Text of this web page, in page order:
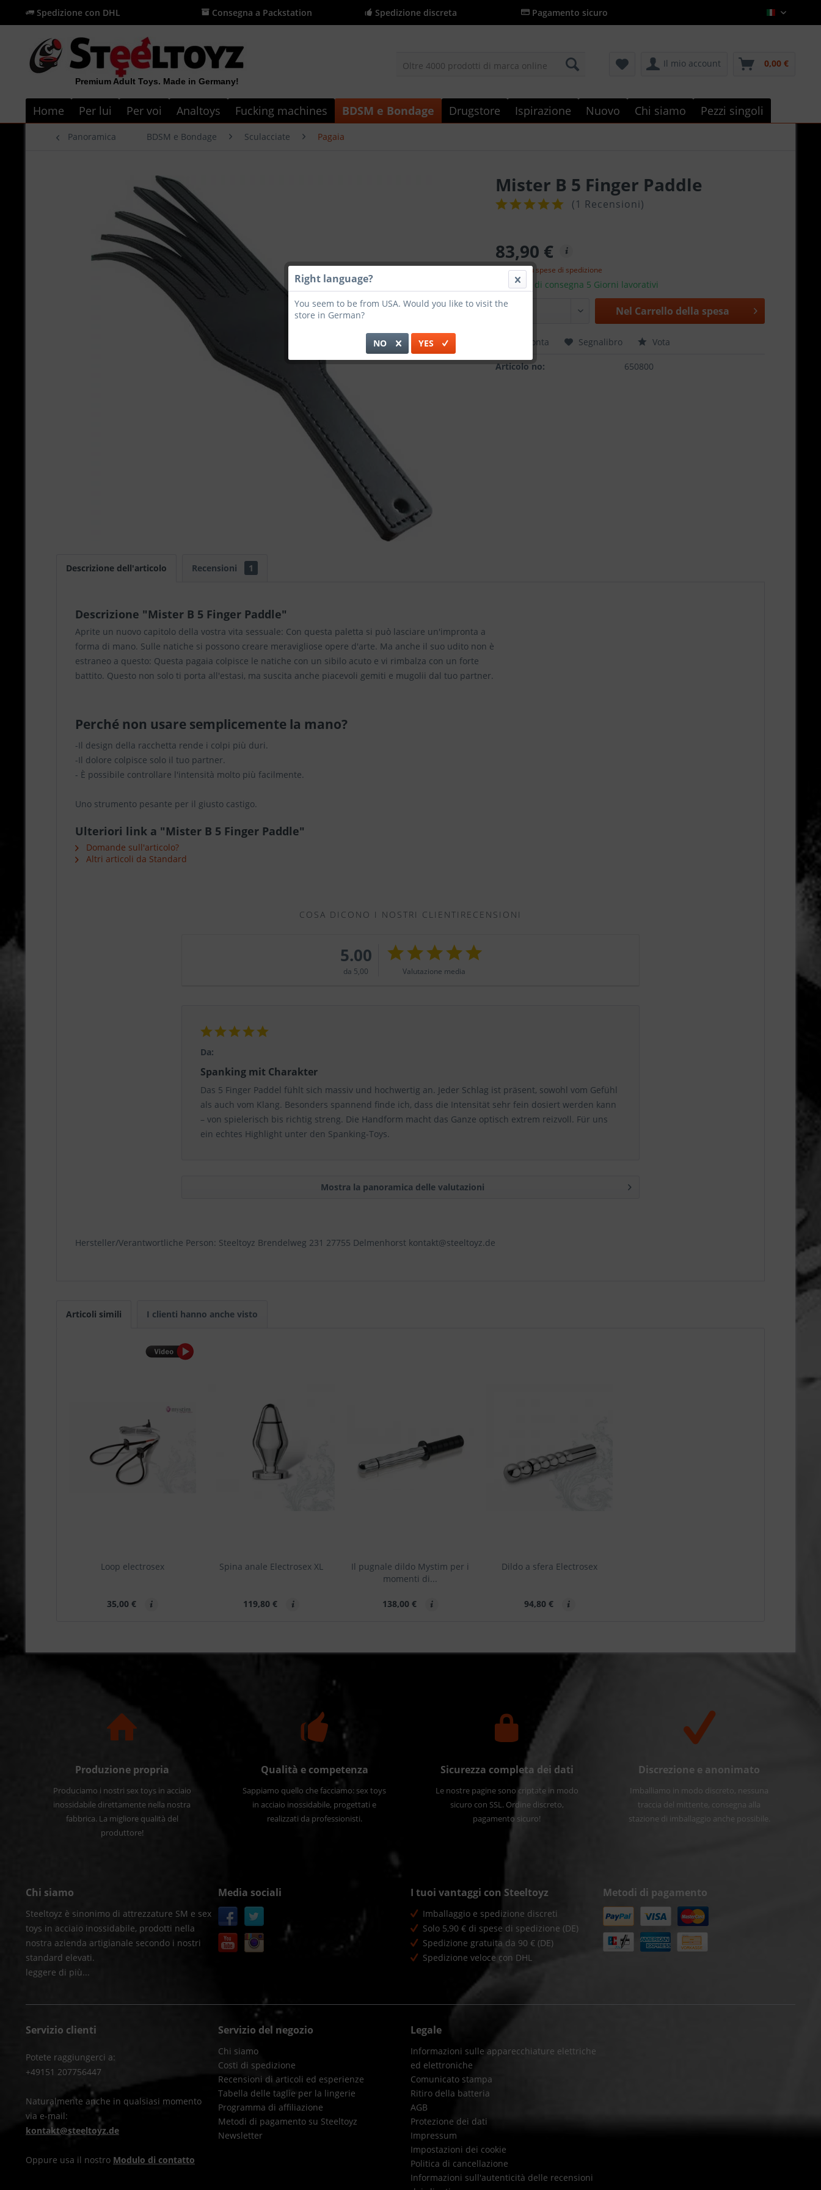
Spedizione con DHL Consegna a Packstation Spedizione discreta Pagamento sicuro Italian
Premium Adult Toys. Made in Germany!
Oltre 4000 prodotti di marca online Il mio account 0,00 €
Home Per lui Per voi Analtoys Fucking machines BDSM e Bondage Drugstore Ispirazione Nuovo Chi siamo Pezzi singoli
Panoramica BDSM e Bondage Sculacciate Pagaia
Mister B 5 Finger Paddle
(1 Recensioni)
83,90 €
incl. IVApiù spese di spedizione
Tempi di consegna 5 Giorni lavorativi
Nel Carrello della spesa
Confronta Segnalibro Vota
Articolo no: 650800
Descrizione dell'articolo Recensioni 1
Descrizione "Mister B 5 Finger Paddle"
Aprite un nuovo capitolo della vostra vita sessuale: Con questa paletta si può lasciare un'impronta a
forma di mano. Sulle natiche si possono creare meravigliose opere d'arte. Ma anche il suo udito non è
estraneo a questo: Questa pagaia colpisce le natiche con un sibilo acuto e vi rimbalza con un forte
battito. Questo non solo ti porta all'estasi, ma suscita anche piacevoli gemiti e mugolii dal tuo partner.
Perché non usare semplicemente la mano?
-Il design della racchetta rende i colpi più duri.
-Il dolore colpisce solo il tuo partner.
- È possibile controllare l'intensità molto più facilmente.
Uno strumento pesante per il giusto castigo.
Ulteriori link a "Mister B 5 Finger Paddle"
Domande sull'articolo?
Altri articoli da Standard
COSA DICONO I NOSTRI CLIENTIRECENSIONI
5.00
da 5,00 Valutazione media
Da:
Spanking mit Charakter
Das 5 Finger Paddel fühlt sich massiv und hochwertig an. Jeder Schlag ist präsent, sowohl vom Gefühl
als auch vom Klang. Besonders spannend finde ich, dass die Intensität sehr fein dosiert werden kann
– von spielerisch bis richtig streng. Die Handform macht das Ganze optisch extrem reizvoll. Für uns
ein echtes Highlight unter den Spanking-Toys.
Mostra la panoramica delle valutazioni
Hersteller/Verantwortliche Person: Steeltoyz Brendelweg 231 27755 Delmenhorst kontakt@steeltoyz.de
Articoli simili I clienti hanno anche visto
Loop electrosex
35,00 €
Spina anale Electrosex XL
119,80 €
Il pugnale dildo Mystim per i
momenti di...
138,00 €
Dildo a sfera Electrosex
94,80 €
Produzione propria
Produciamo i nostri sex toys in acciaio
inossidabile direttamente nella nostra
fabbrica. La migliore qualità del
produttore!
Qualità e competenza
Sappiamo quello che facciamo: sex toys
in acciaio inossidabile, progettati e
realizzati da professionisti.
Sicurezza completa dei dati
Le nostre pagine sono criptate in modo
sicuro con SSL. Ordine discreto,
pagamento sicuro!
Discrezione e anonimato
Imballiamo in modo discreto, nessuna
traccia del mittente, consegna alla
stazione di imballaggio anche possibile.
Chi siamo
Steeltoyz è sinonimo di attrezzature SM e sex
toys in acciaio inossidabile, prodotti nella
nostra azienda artigianale secondo i nostri
standard elevati.
leggere di più...
Media sociali I tuoi vantaggi con Steeltoyz
Imballaggio e spedizione discreti
Solo 5,90 € di spese di spedizione (DE)
Spedizione gratuita da 90 € (DE)
Spedizione veloce con DHL
Metodi di pagamento
Servizio clienti
Potete raggiungerci a:
+49151 207756447
Naturalmente anche in qualsiasi momento
via e-mail:
kontakt@steeltoyz.de
Oppure usa il nostro Modulo di contatto
Servizio del negozio
Chi siamo
Costi di spedizione
Recensioni di articoli ed esperienze
Tabella delle taglie per la lingerie
Programma di affiliazione
Metodi di pagamento su Steeltoyz
Newsletter
Legale
Informazioni sulle apparecchiature elettriche
ed elettroniche
Comunicato stampa
Ritiro della batteria
AGB
Protezione dei dati
Impressum
Impostazioni dei cookie
Politica di cancellazione
Informazioni sull'autenticità delle recensioni
Right language?
You seem to be from USA. Would you like to visit the
store in German?
NO YES